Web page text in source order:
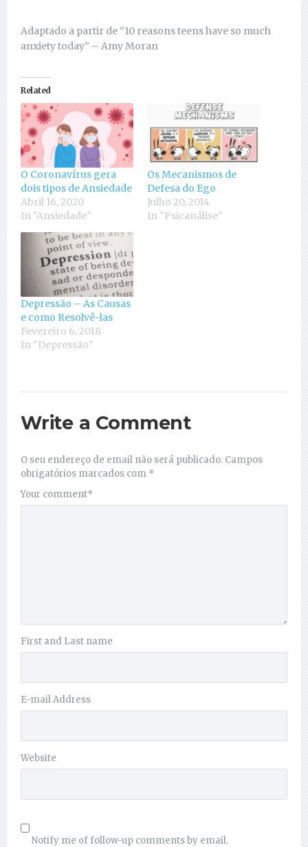
Adaptado a partir de “10 reasons teens have so much
anxiety today” – Amy Moran
Related
O Coronavírus gera
dois tipos de Ansiedade
Abril 16, 2020
In "Ansiedade"
Os Mecanismos de
Defesa do Ego
Julho 20, 2014
In "Psicanálise"
Depressão – As Causas
e como Resolvê-las
Fevereiro 6, 2018
In "Depressão"
Write a Comment
O seu endereço de email não será publicado. Campos
obrigatórios marcados com *
Your comment*
First and Last name
E-mail Address
Website
Notify me of follow-up comments by email.